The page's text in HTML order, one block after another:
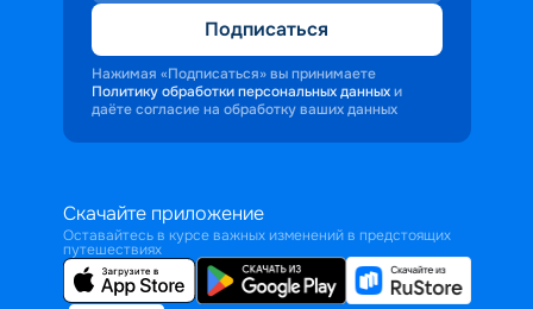
Подписаться
Нажимая «Подписаться» вы принимаете
Политику обработки персональных данных и
даёте согласие на обработку ваших данных
Скачайте приложение
Оставайтесь в курсе важных изменений в предстоящих
путешествиях